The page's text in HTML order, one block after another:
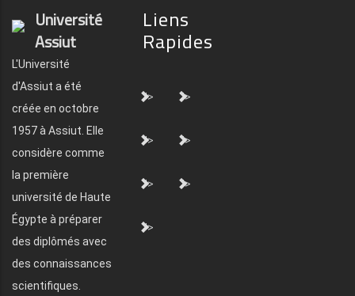
Université
Assiut
L'Université
d'Assiut a été
créée en octobre
1957 à Assiut. Elle
considère comme
la première
université de Haute
Égypte à préparer
des diplômés avec
des connaissances
scientifiques.
Liens
Rapides
"> ">
"> ">
"> ">
">